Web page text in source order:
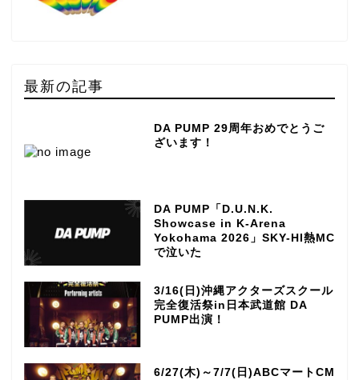
最新の記事
DA PUMP 29周年おめでとうご
ざいます！
DA PUMP「D.U.N.K.
Showcase in K-Arena
Yokohama 2026」SKY-HI熱MC
で泣いた
3/16(日)沖縄アクターズスクール
完全復活祭in日本武道館 DA
PUMP出演！
6/27(木)～7/7(日)ABCマートCM